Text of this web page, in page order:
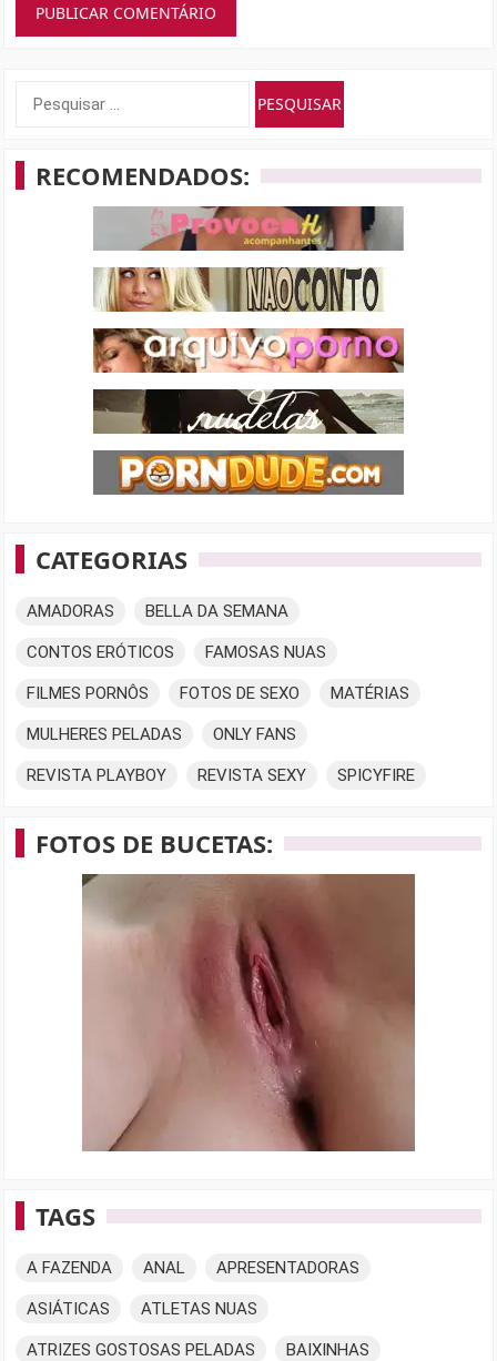
Pesquisar
RECOMENDADOS:
CATEGORIAS
AMADORAS BELLA DA SEMANA
CONTOS ERÓTICOS FAMOSAS NUAS
FILMES PORNÔS FOTOS DE SEXO MATÉRIAS
MULHERES PELADAS ONLY FANS
REVISTA PLAYBOY REVISTA SEXY SPICYFIRE
FOTOS DE BUCETAS:
TAGS
A FAZENDA ANAL APRESENTADORAS
ASIÁTICAS ATLETAS NUAS
ATRIZES GOSTOSAS PELADAS BAIXINHAS